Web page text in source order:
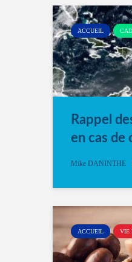
ACCUEIL
Rappel
en cas de
Mike DANINTHE
ACCUEIL VIE